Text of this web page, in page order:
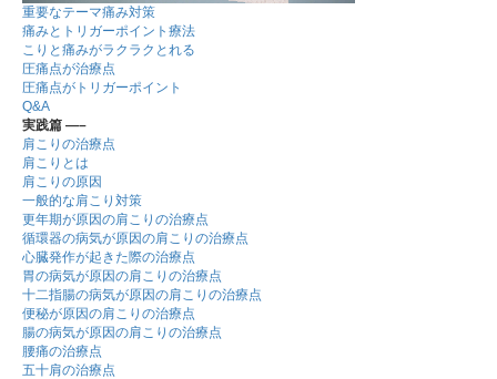
重要なテーマ痛み対策
痛みとトリガーポイント療法
こりと痛みがラクラクとれる
圧痛点が治療点
圧痛点がトリガーポイント
Q&A
実践篇 —–
肩こりの治療点
肩こりとは
肩こりの原因
一般的な肩こり対策
更年期が原因の肩こりの治療点
循環器の病気が原因の肩こりの治療点
心臓発作が起きた際の治療点
胃の病気が原因の肩こりの治療点
十二指腸の病気が原因の肩こりの治療点
便秘が原因の肩こりの治療点
腸の病気が原因の肩こりの治療点
腰痛の治療点
五十肩の治療点